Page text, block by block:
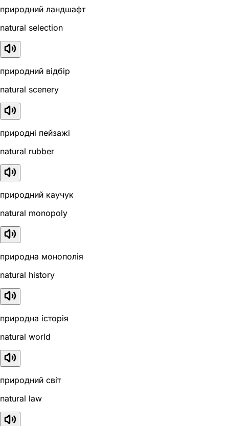
природний ландшафт
natural selection
природний відбір
natural scenery
природні пейзажі
natural rubber
природний каучук
natural monopoly
природна монополія
natural history
природна історія
natural world
природний світ
natural law